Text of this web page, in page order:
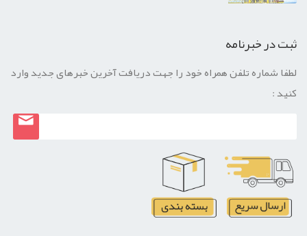
ثبت در خبرنامه
لطفا شماره تلفن همراه خود را جهت دریافت آخرین خبرهای جدید وارد
کنید :